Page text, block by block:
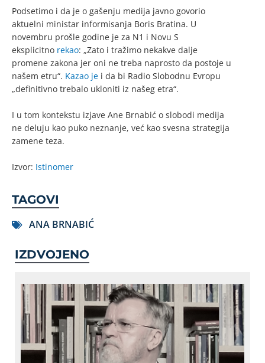
Podsetimo i da je o gašenju medija javno govorio
aktuelni ministar informisanja Boris Bratina. U
novembru prošle godine je za N1 i Novu S
eksplicitno rekao: „Zato i tražimo nekakve dalje
promene zakona jer oni ne treba naprosto da postoje u
našem etru“. Kazao je i da bi Radio Slobodnu Evropu
„definitivno trebalo ukloniti iz našeg etra“.
I u tom kontekstu izjave Ane Brnabić o slobodi medija
ne deluju kao puko neznanje, već kao svesna strategija
zamene teza.
Izvor: Istinomer
TAGOVI
ANA BRNABIĆ
IZDVOJENO